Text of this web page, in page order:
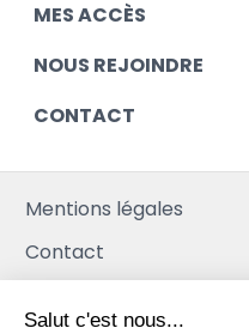
MES ACCÈS
NOUS REJOINDRE
CONTACT
Mentions légales
Contact
Salut c'est nous...